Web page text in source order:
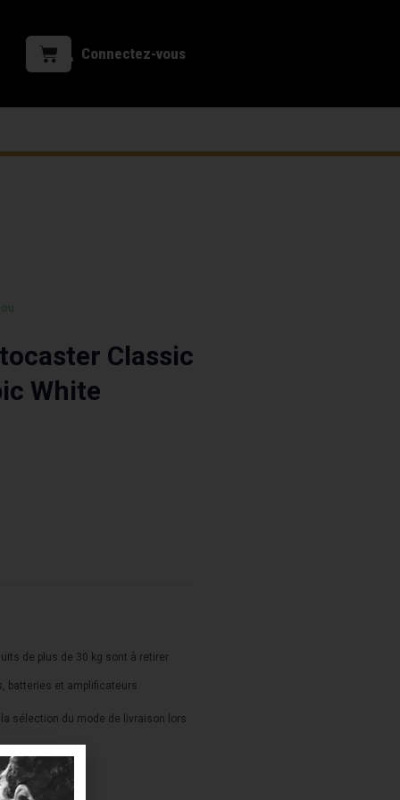
Connectez-vous
Classic
White
de plus de 30 kg sont à retirer
batteries et amplificateurs.
sélection du mode de livraison lors